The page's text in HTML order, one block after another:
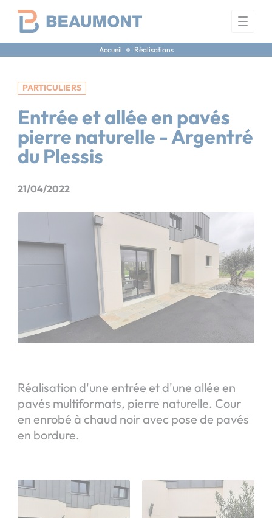
Accueil Réalisations
PARTICULIERS
Entrée et allée en pavés
pierre naturelle - Argentré
du Plessis
21/04/2022
Réalisation d'une entrée et d'une allée en
pavés multiformats, pierre naturelle. Cour
en enrobé à chaud noir avec pose de pavés
en bordure.